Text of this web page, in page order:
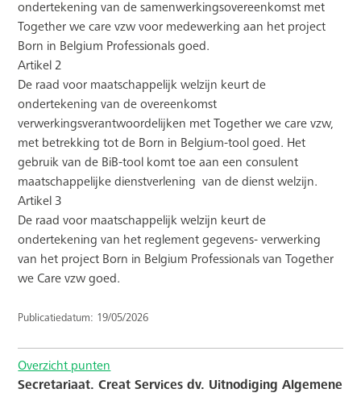
ondertekening van de samenwerkingsovereenkomst met
Together we care vzw voor medewerking aan het project
Born in Belgium Professionals goed.
Artikel 2
De raad voor maatschappelijk welzijn keurt de
ondertekening van de overeenkomst
verwerkingsverantwoordelijken met Together we care vzw,
met betrekking tot de Born in Belgium-tool goed. Het
gebruik van de BiB-tool komt toe aan een consulent
maatschappelijke dienstverlening van de dienst welzijn.
Artikel 3
De raad voor maatschappelijk welzijn keurt de
ondertekening van het reglement gegevens- verwerking
van het project Born in Belgium Professionals van Together
we Care vzw goed.
Publicatiedatum: 19/05/2026
Overzicht punten
Secretariaat. Creat Services dv. Uitnodiging Algemene